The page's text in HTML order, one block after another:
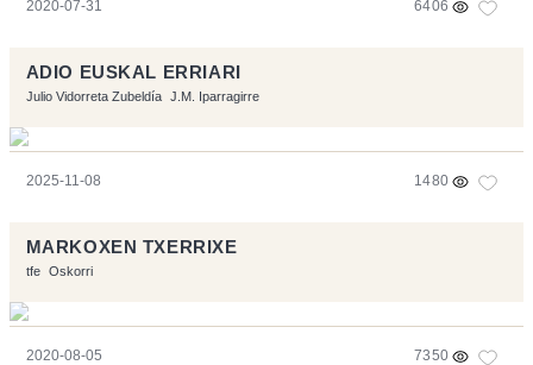
2020-07-31 6406
ADIO EUSKAL ERRIARI
Julio Vidorreta Zubeldía J.M. Iparragirre
2025-11-08 1480
MARKOXEN TXERRIXE
tfe Oskorri
2020-08-05 7350